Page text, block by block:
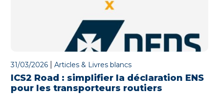
ICS2 Road : simplifier la déclaration ENS
pour les transporteurs routiers
31/03/2026 | Articles & Livres blancs